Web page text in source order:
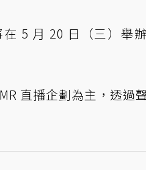
5 月 20 日（三）舉
直播企劃為主，透過